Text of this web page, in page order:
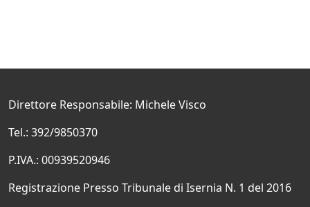
Direttore Responsabile: Michele Visco
Tel.: 392/9850370
P.IVA.: 00939520946
Registrazione Presso Tribunale di Isernia N. 1 del 2016